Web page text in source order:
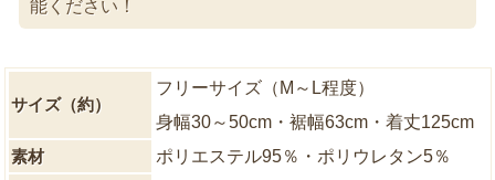
能ください！
サイズ（約）
フリーサイズ（M～L程度）
身幅30～50cm・裾幅63cm・着丈125cm
素材
ポリエステル95％・ポリウレタン5％